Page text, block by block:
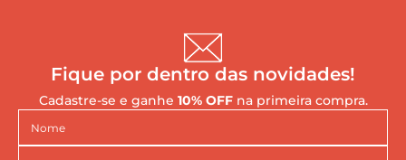
Fique por dentro das novidades!
Cadastre-se e ganhe 10% OFFna primeira compra.